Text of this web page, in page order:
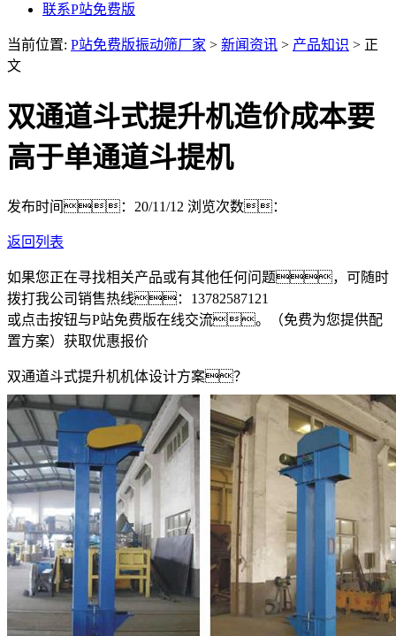
联系P站免费版
当前位置: P站免费版振动筛厂家 > 新闻资讯 > 产品知识 > 正
文
双通道斗式提升机造价成本要
高于单通道斗提机
发布时间：20/11/12 浏览次数：
返回列表
如果您正在寻找相关产品或有其他任何问题，可随时
拨打我公司销售热线： 13782587121
或点击按钮与P站免费版在线交流。（免费为您提供配
置方案） 获取优惠报价
双通道斗式提升机机体设计方案？